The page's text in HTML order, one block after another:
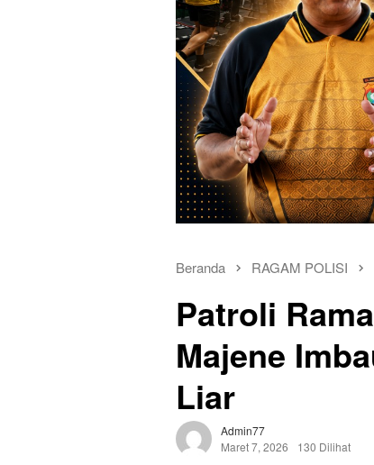
Beranda RAGAM POLISI
Patroli
Majene
Liar
Admin77
Maret 7, 2026
130 Dilihat